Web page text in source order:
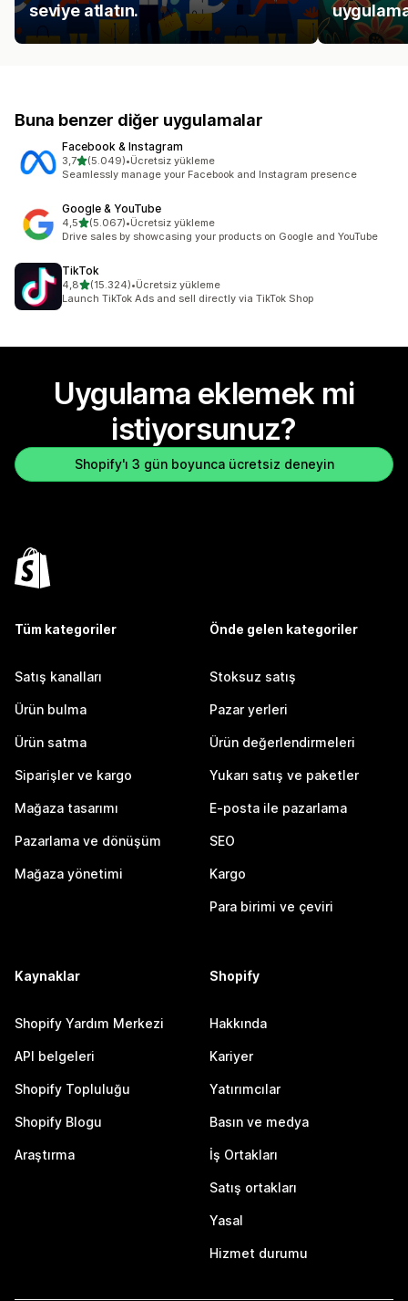
seviye atlatın.
Buna benzer diğer uygulamalar
Facebook & Instagram
3,75 yıldız üzerinden
(5.049)
toplam 5049 değerlendirme
•Ücretsiz yükleme
Seamlessly manage your Facebook and Instagram presence
Google & YouTube
4,55 yıldız üzerinden
(5.067)
toplam 5067 değerlendirme
•Ücretsiz yükleme
Drive sales by showcasing your products on Google and YouTube
TikTok
4,85 yıldız üzerinden
(15.324)
toplam 15324 değerlendirme
•Ücretsiz yükleme
Launch TikTok Ads and sell directly via TikTok Shop
Uygulama eklemek mi
istiyorsunuz?
Shopify'ı 3 gün boyunca ücretsiz deneyin
Tüm kategoriler
Satış kanalları
Ürün bulma
Ürün satma
Siparişler ve kargo
Mağaza tasarımı
Pazarlama ve dönüşüm
Mağaza yönetimi
Önde gelen kategoriler
Stoksuz satış
Pazar yerleri
Ürün değerlendirmeleri
Yukarı satış ve paketler
E-posta ile pazarlama
SEO
Kargo
Para birimi ve çeviri
Kaynaklar
Shopify Yardım Merkezi
API belgeleri
Shopify Topluluğu
Shopify Blogu
Araştırma
Shopify
Hakkında
Kariyer
Yatırımcılar
Basın ve medya
İş Ortakları
Satış ortakları
Yasal
Hizmet durumu